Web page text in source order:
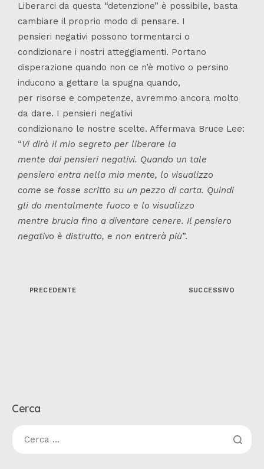
Liberarci da questa “detenzione” è possibile, basta
cambiare il proprio modo di pensare. I
pensieri negativi possono tormentarci o
condizionare i nostri atteggiamenti. Portano
disperazione quando non ce n’è motivo o persino
inducono a gettare la spugna quando,
per risorse e competenze, avremmo ancora molto
da dare. I pensieri negativi
condizionano le nostre scelte. Affermava Bruce Lee:
“Vi dirò il mio segreto per liberare la
mente dai pensieri negativi. Quando un tale
pensiero entra nella mia mente, lo visualizzo
come se fosse scritto su un pezzo di carta. Quindi
gli do mentalmente fuoco e lo visualizzo
mentre brucia fino a diventare cenere. Il pensiero
negativo è distrutto, e non entrerà più”.
PRECEDENTE SUCCESSIVO
Cerca